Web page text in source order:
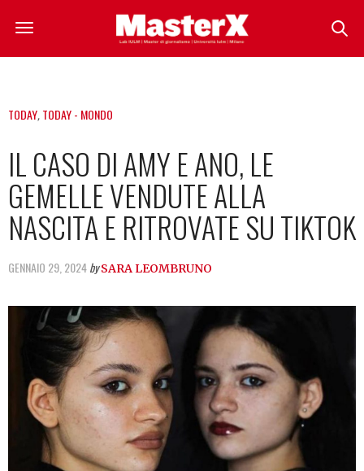
TODAY,TODAY - MONDO
IL CASO DI AMY E ANO, LE
GEMELLE VENDUTE ALLA
NASCITA E RITROVATE SU TIKTOK
GENNAIO 29, 2024by SARA LEOMBRUNO